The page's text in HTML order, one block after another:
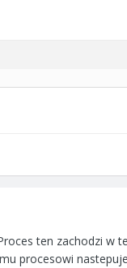
ten zachodzi w
procesowi